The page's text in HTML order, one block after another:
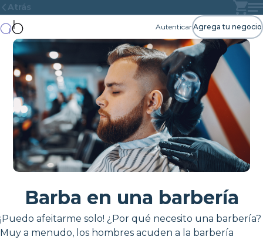
Atrás
AutenticarAgrega tu negocio
Barba en una barbería
¡Puedo afeitarme solo! ¿Por qué necesito una barbería?
Muy a menudo, los hombres acuden a la barbería